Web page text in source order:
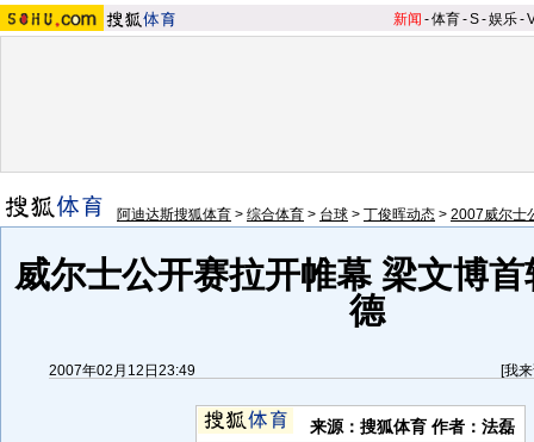
新闻 -体育-S-娱乐-
阿迪达斯搜狐体育 > 综合体育 > 台球 > 丁俊晖动态 > 2007威尔士
威尔士公开赛拉开帷幕 梁文博
德
2007年02月12日23:49 [我
来源：搜狐体育 作者：法磊